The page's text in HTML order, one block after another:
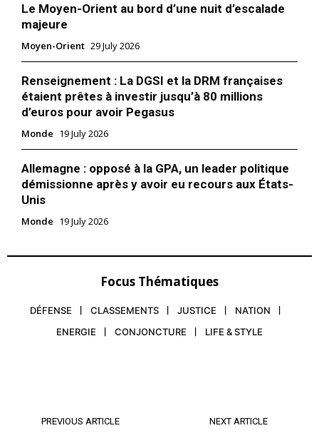
Nucléaire iranien : reprise des
pourparlers à Genève sur
fond de menace militaire
26 February 2026
In "Moyen-Orient"
Le Moyen-Orient au bord d’une nuit d’escalade
majeure
Moyen-Orient 29 July 2026
Renseignement : La DGSI et la DRM françaises
étaient prêtes à investir jusqu’à 80 millions
d’euros pour avoir Pegasus
Monde 19 July 2026
Allemagne : opposé à la GPA, un leader politique
démissionne après y avoir eu recours aux États-
Unis
Monde 19 July 2026
Focus Thématiques
DÉFENSE CLASSEMENTS JUSTICE
NATION
ENERGIE
CONJONCTURE LIFE & STYLE
PREVIOUS ARTICLE NEXT ARTICLE